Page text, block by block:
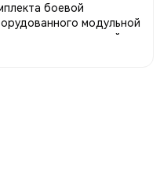
боевой
модульной
совместимой с
ремнем.
лямки и поясную